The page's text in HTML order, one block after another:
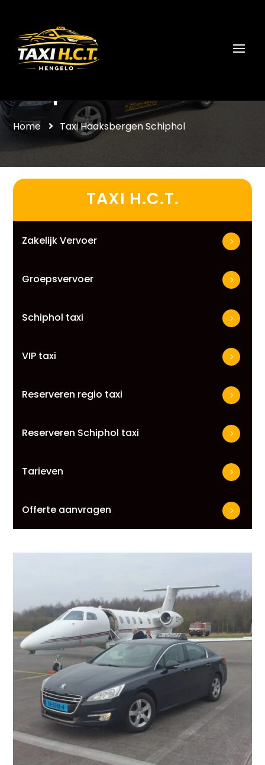
Taxi Haaksbergen
Schiphol
Home Taxi Haaksbergen Schiphol
TAXI H.C.T.
Zakelijk Vervoer
Groepsvervoer
Schiphol taxi
VIP taxi
Reserveren regio taxi
Reserveren Schiphol taxi
Tarieven
Offerte aanvragen